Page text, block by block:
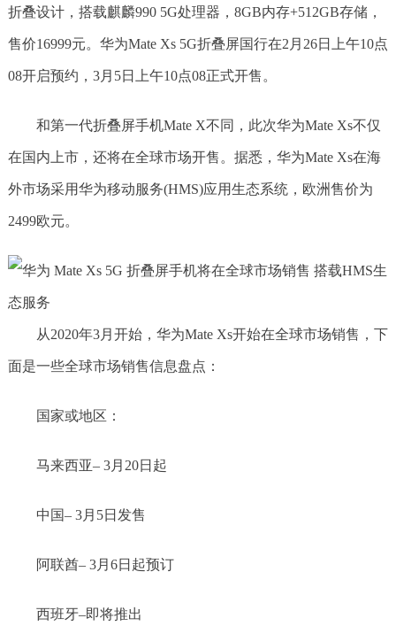
折叠设计，搭载麒麟990 5G处理器，8GB内存+512GB存储，
售价16999元。华为Mate Xs 5G折叠屏国行在2月26日上午10点
08开启预约，3月5日上午10点08正式开售。
和第一代折叠屏手机Mate X不同，此次华为Mate Xs不仅
在国内上市，还将在全球市场开售。据悉，华为Mate Xs在海
外市场采用华为移动服务(HMS)应用生态系统，欧洲售价为
2499欧元。
从2020年3月开始，华为Mate Xs开始在全球市场销售，下
面是一些全球市场销售信息盘点：
国家或地区：
马来西亚– 3月20日起
中国– 3月5日发售
阿联酋– 3月6日起预订
西班牙–即将推出